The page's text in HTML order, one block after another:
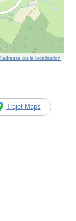
ou la localisation
Trajet Maps